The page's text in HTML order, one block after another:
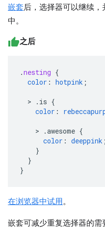
嵌套后，选择器可以继续
中。
之后
.nesting {
color : hotpink ;
> .is {
color :
> .awesome {
color : deeppink ;
}
}
}
在浏览器中试用。
嵌套可减少重复选择器的